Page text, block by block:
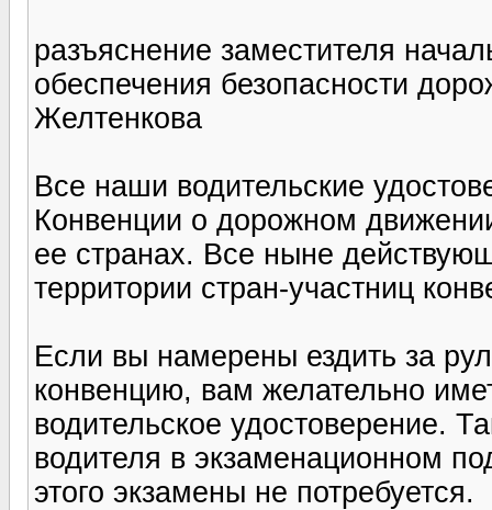
разъяснение заместителя
обеспечения безопасности
Желтенкова
Все наши водительские
Конвенции о дорожном
ее странах. Все ныне
территории стран-участниц
Если вы намерены ездить за
конвенцию, вам желательно
водительское удостоверение.
водителя в экзаменационном
этого экзамены не потребуется.